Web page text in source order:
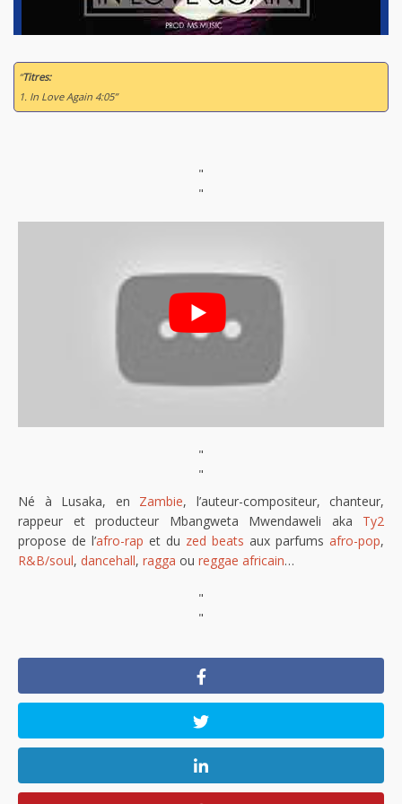
“Titres:
1. In Love Again 4:05”
"
"
"
"
Né à Lusaka, en Zambie, l’auteur-compositeur, chanteur,
rappeur et producteur Mbangweta Mwendaweli aka Ty2
propose de l’afro-rap et du zed beats aux parfums afro-pop,
R&B/soul, dancehall, ragga ou reggae africain…
"
"